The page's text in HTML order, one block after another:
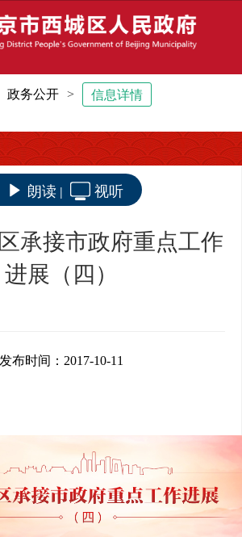
政务公开 > 信息详情
朗读 | 视听
承接市政府重点工作
进展（四）
发布时间：2017-10-11